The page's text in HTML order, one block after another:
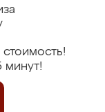
минут!